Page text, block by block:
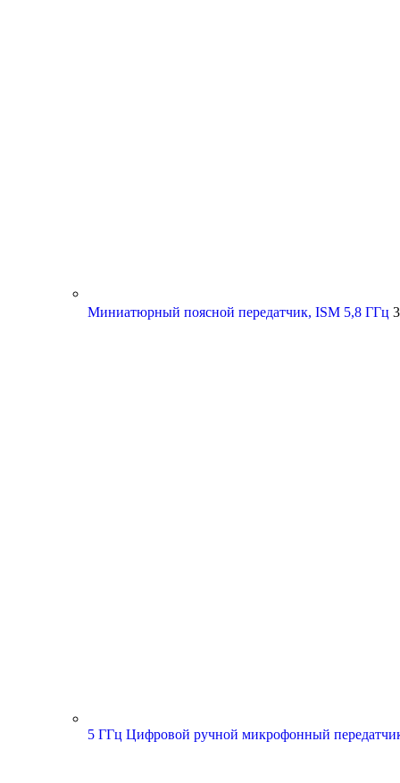
Миниатюрный поясной передатчик, ISM 5,8 ГГц
5 ГГц Цифровой ручной микрофонный